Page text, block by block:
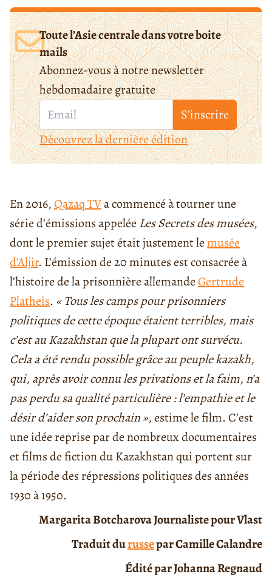
Toute l’Asie centrale dans votre boite
mails
Abonnez-vous à notre newsletter
hebdomadaire gratuite
S’inscrire
Découvrez la dernière édition
En 2016,Qazaq TVa commencé à tourner une
série d’émissions appelée Les Secrets des musées,
dont le premier sujet était justement lemusée
d’Aljir. L’émission de 20 minutes est consacrée à
l’histoire de la prisonnière allemandeGertrude
Platheis. « Tous les camps pour prisonniers
politiques de cette époque étaient terribles, mais
c’est au Kazakhstan que la plupart ont survécu.
Cela a été rendu possible grâce au peuple kazakh,
qui, après avoir connu les privations et la faim, n’a
pas perdu sa qualité particulière : l’empathie et le
désir d’aider son prochain », estime le film. C’est
une idée reprise par de nombreux documentaires
et films de fiction du Kazakhstan qui portent sur
la période des répressions politiques des années
1930 à 1950.
Margarita Botcharova Journaliste pour Vlast
Traduit durussepar Camille Calandre
Édité par Johanna Regnaud